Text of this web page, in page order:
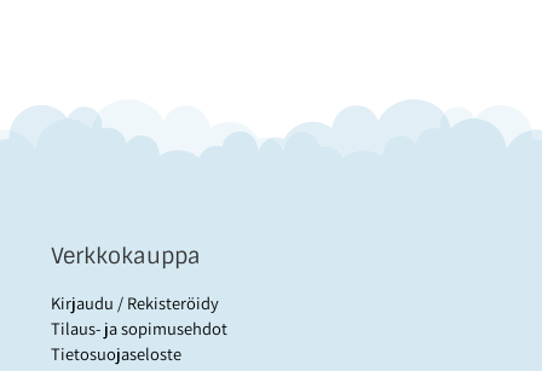
Verkkokauppa
Kirjaudu / Rekisteröidy
Tilaus- ja sopimusehdot
Tietosuojaseloste